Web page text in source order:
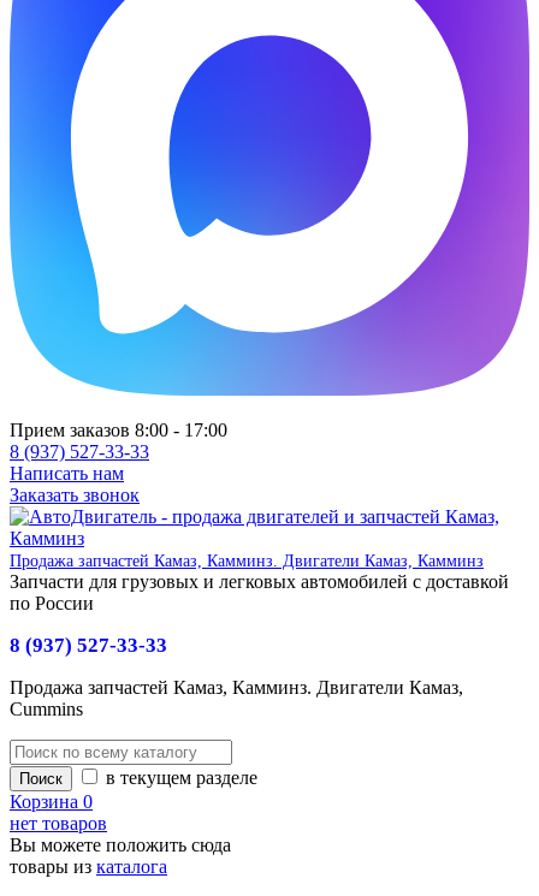
Прием заказов 8:00 - 17:00
8 (937) 527-33-33
Написать нам
Заказать звонок
Продажа запчастей Камаз, Камминз. Двигатели Камаз, Камминз
Запчасти для грузовых и легковых автомобилей с доставкой
по России
8 (937) 527-33-33
Продажа запчастей Камаз, Камминз. Двигатели Камаз,
Cummins
в текущем разделе
Корзина 0
нет товаров
Вы можете положить сюда
товары из каталога